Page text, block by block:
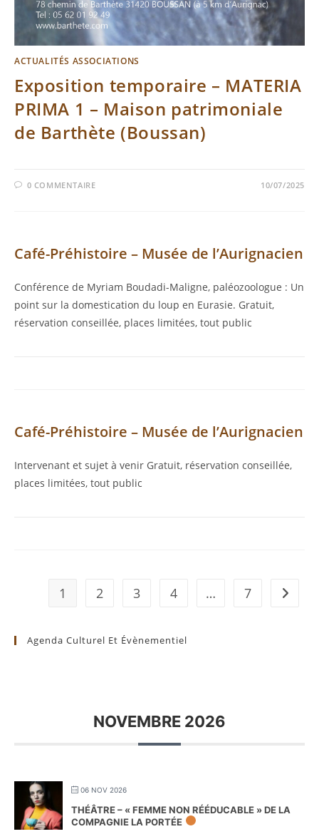
ACTUALITÉS ASSOCIATIONS
Exposition temporaire – MATERIA
PRIMA 1 – Maison patrimoniale
de Barthète (Boussan)
0 COMMENTAIRE 10/07/2025
Café-Préhistoire – Musée de l’Aurignacien
Conférence de Myriam Boudadi-Maligne, paléozoologue : Un
point sur la domestication du loup en Eurasie. Gratuit,
réservation conseillée, places limitées, tout public
Café-Préhistoire – Musée de l’Aurignacien
Intervenant et sujet à venir Gratuit, réservation conseillée,
places limitées, tout public
1 2 3 4 … 7 Aller à
Agenda Culturel Et Évènementiel
NOVEMBRE 2026
06 NOV 2026
THÉÂTRE – « FEMME NON RÉÉDUCABLE » DE LA
COMPAGNIE LA PORTÉE